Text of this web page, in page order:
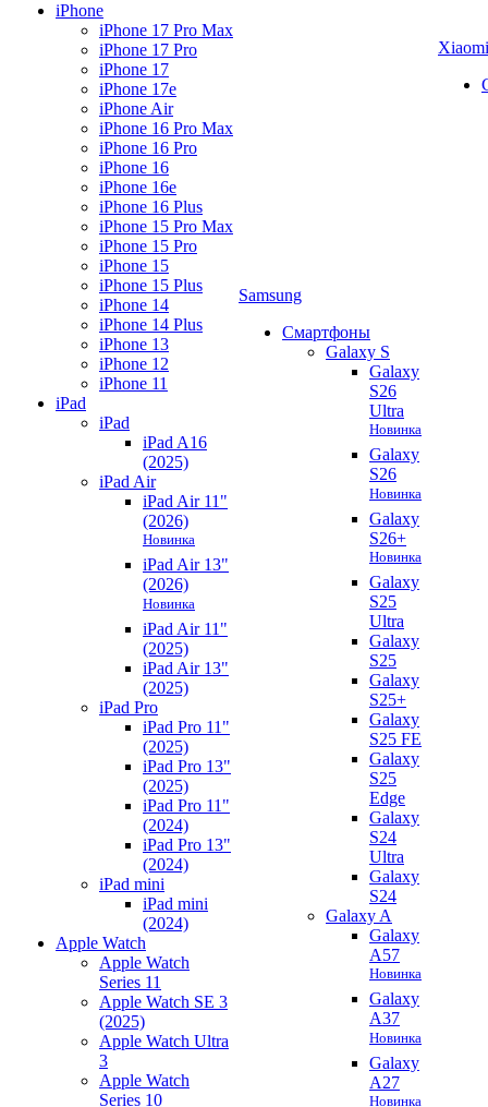
iPhone
iPhone 17 Pro Max
iPhone 17 Pro
iPhone 17
iPhone 17e
iPhone Air
iPhone 16 Pro Max
iPhone 16 Pro
iPhone 16
iPhone 16e
iPhone 16 Plus
iPhone 15 Pro Max
iPhone 15 Pro
iPhone 15
iPhone 15 Plus
iPhone 14
iPhone 14 Plus
iPhone 13
iPhone 12
iPhone 11
iPad
iPad
iPad A16
(2025)
iPad Air
iPad Air 11"
(2026)
Новинка
iPad Air 13"
(2026)
Новинка
iPad Air 11"
(2025)
iPad Air 13"
(2025)
iPad Pro
iPad Pro 11"
(2025)
iPad Pro 13"
(2025)
iPad Pro 11"
(2024)
iPad Pro 13"
(2024)
iPad mini
iPad mini
(2024)
Apple Watch
Apple Watch
Series 11
Apple Watch SE 3
(2025)
Apple Watch Ultra
3
Apple Watch
Series 10
Samsung
Смартфоны
Galaxy S
Galaxy
S26
Ultra
Новинка
Galaxy
S26
Новинка
Galaxy
S26+
Новинка
Galaxy
S25
Ultra
Galaxy
S25
Galaxy
S25+
Galaxy
S25 FE
Galaxy
S25
Edge
Galaxy
S24
Ultra
Galaxy
S24
Galaxy A
Galaxy
A57
Новинка
Galaxy
A37
Новинка
Galaxy
A27
Новинка
Xiaomi